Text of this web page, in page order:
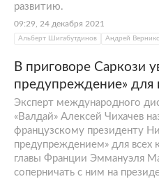
развитию.
09:29, 24 декабря 2021
Альберт Шигабутдинов Андрей
В приговоре Саркози
предупреждение» для
Эксперт международного
«Валдай» Алексей Чихачев
французскому президенту
предупреждением» для всех
главы Франции Эммануэля
соперничать с ним на